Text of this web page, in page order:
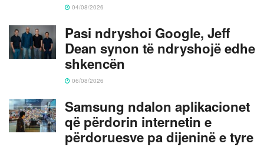
04/08/2026
Pasi ndryshoi Google, Jeff
Dean synon të ndryshojë edhe
shkencën
06/08/2026
Samsung ndalon aplikacionet
që përdorin internetin e
përdoruesve pa dijeninë e tyre